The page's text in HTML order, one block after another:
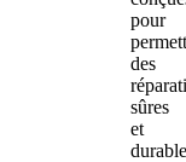
pour
des
sûres
et